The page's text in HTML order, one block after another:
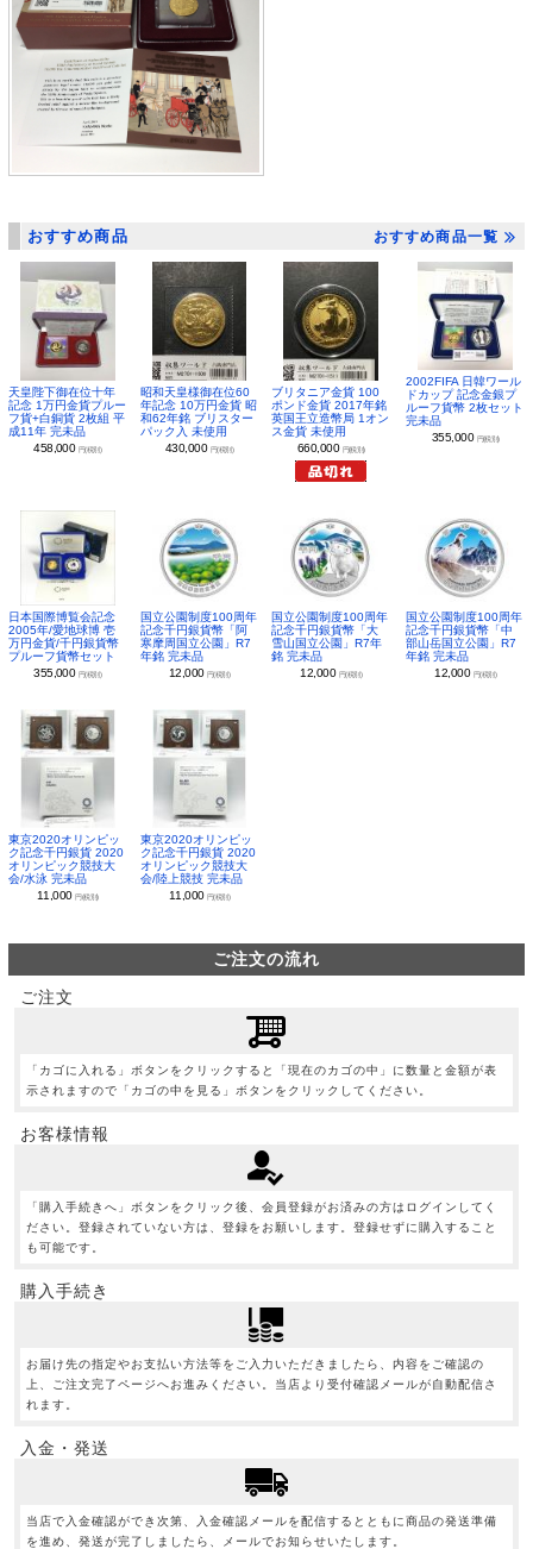
おすすめ商品 おすすめ商品一覧
天皇陛下御在位十年
記念 1万円金貨プルー
フ貨+白銅貨 2枚組 平
成11年 完未品
458,000 円(税別)
昭和天皇様御在位60
年記念 10万円金貨 昭
和62年銘 ブリスター
パック入 未使用
430,000 円(税別)
ブリタニア金貨 100
ポンド金貨 2017年銘
英国王立造幣局 1オン
ス金貨 未使用
660,000 円(税別)
2002FIFA 日韓ワール
ドカップ 記念金銀プ
ルーフ貨幣 2枚セット
完未品
355,000 円(税別)
日本国際博覧会記念
2005年/愛地球博 壱
万円金貨/千円銀貨幣
プルーフ貨幣セット
355,000 円(税別)
国立公園制度100周年
記念千円銀貨幣「阿
寒摩周国立公園」R7
年銘 完未品
12,000 円(税別)
国立公園制度100周年
記念千円銀貨幣「大
雪山国立公園」R7年
銘 完未品
12,000 円(税別)
国立公園制度100周年
記念千円銀貨幣「中
部山岳国立公園」R7
年銘 完未品
12,000 円(税別)
東京2020オリンピッ
ク記念千円銀貨 2020
オリンピック競技大
会/水泳 完未品
11,000円(税別)
東京2020オリンピッ
ク記念千円銀貨 2020
オリンピック競技大
会/陸上競技 完未品
11,000 円(税別)
ご注文の流れ
ご注文
「カゴに入れる」ボタンをクリックすると「現在のカゴの中」に数量と金額が表
示されますので「カゴの中を見る」ボタンをクリックしてください。
お客様情報
「購入手続きへ」ボタンをクリック後、会員登録がお済みの方はログインしてく
ださい。登録されていない方は、登録をお願いします。登録せずに購入すること
も可能です。
購入手続き
お届け先の指定やお支払い方法等をご入力いただきましたら、内容をご確認の
上、ご注文完了ページへお進みください。当店より受付確認メールが自動配信さ
れます。
入金・発送
当店で入金確認ができ次第、入金確認メールを配信するとともに商品の発送準備
を進め、発送が完了しましたら、メールでお知らせいたします。